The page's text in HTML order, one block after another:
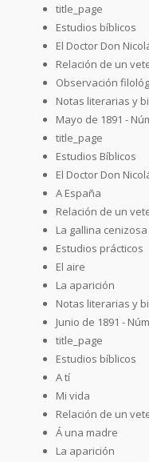
title_page
Estudios bíblicos
El Doctor Don
Relación de un
Observación
Notas literarias y
Mayo de 1891 -
title_page
Estudios Bíblicos
El Doctor Don
A España
Relación de un
La gallina cenizosa
Estudios prácticos
El aire
La aparición
Notas literarias y
Junio de 1891 -
title_page
Estudios bíblicos
A tí
Mi vida
Relación de un
Á una madre
La aparición